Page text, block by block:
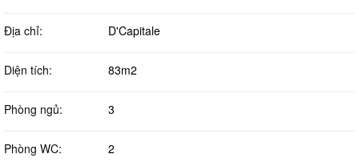
Địa chỉ: D'Capitale
Diện tích: 83m2
Phòng ngủ: 3
Phòng WC: 2